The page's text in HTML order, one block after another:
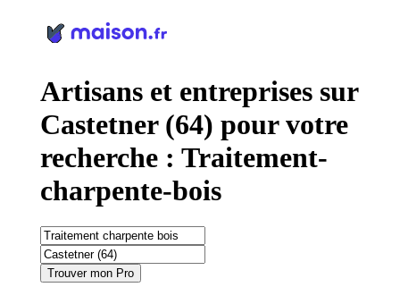
Artisans et entreprises sur
Castetner (64) pour votre
recherche : Traitement-
charpente-bois
Trouver mon Pro